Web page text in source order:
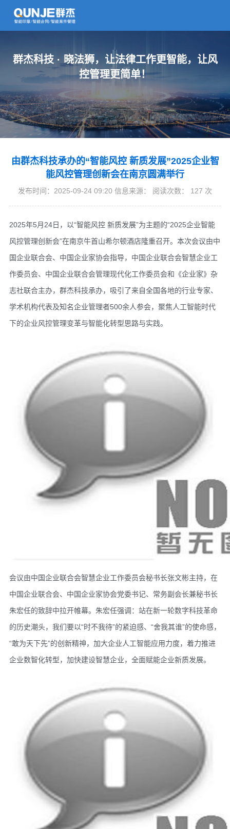
群杰科技 · 晓法狮，让法律工作更智能，让风
控管理更简单！
由群杰科技承办的“智能风控 新质发展”2025企业智
能风控管理创新会在南京圆满举行
发布时间：2025-09-24 09:20 信息来源： 阅读次数： 127 次
2025年5月24日，以“智能风控 新质发展”为主题的“2025企业智能
风控管理创新会”在南京牛首山希尔顿酒店隆重召开。本次会议由中
国企业联合会、中国企业家协会指导，中国企业联合会智慧企业工
作委员会、中国企业联合会管理现代化工作委员会和《企业家》杂
志社联合主办，群杰科技承办，吸引了来自全国各地的行业专家、
学术机构代表及知名企业管理者500余人参会，聚焦人工智能时代
下的企业风控管理变革与智能化转型思路与实践。
会议由中国企业联合会智慧企业工作委员会秘书长张文彬主持，在
中国企业联合会、中国企业家协会党委书记、常务副会长兼秘书长
朱宏任的致辞中拉开帷幕。朱宏任强调：站在新一轮数字科技革命
的历史潮头，我们要以“时不我待”的紧迫感、“舍我其谁”的使命感，
“敢为天下先”的创新精神，加大企业人工智能应用力度，着力推进
企业数智化转型，加快建设智慧企业，全面赋能企业新质发展。